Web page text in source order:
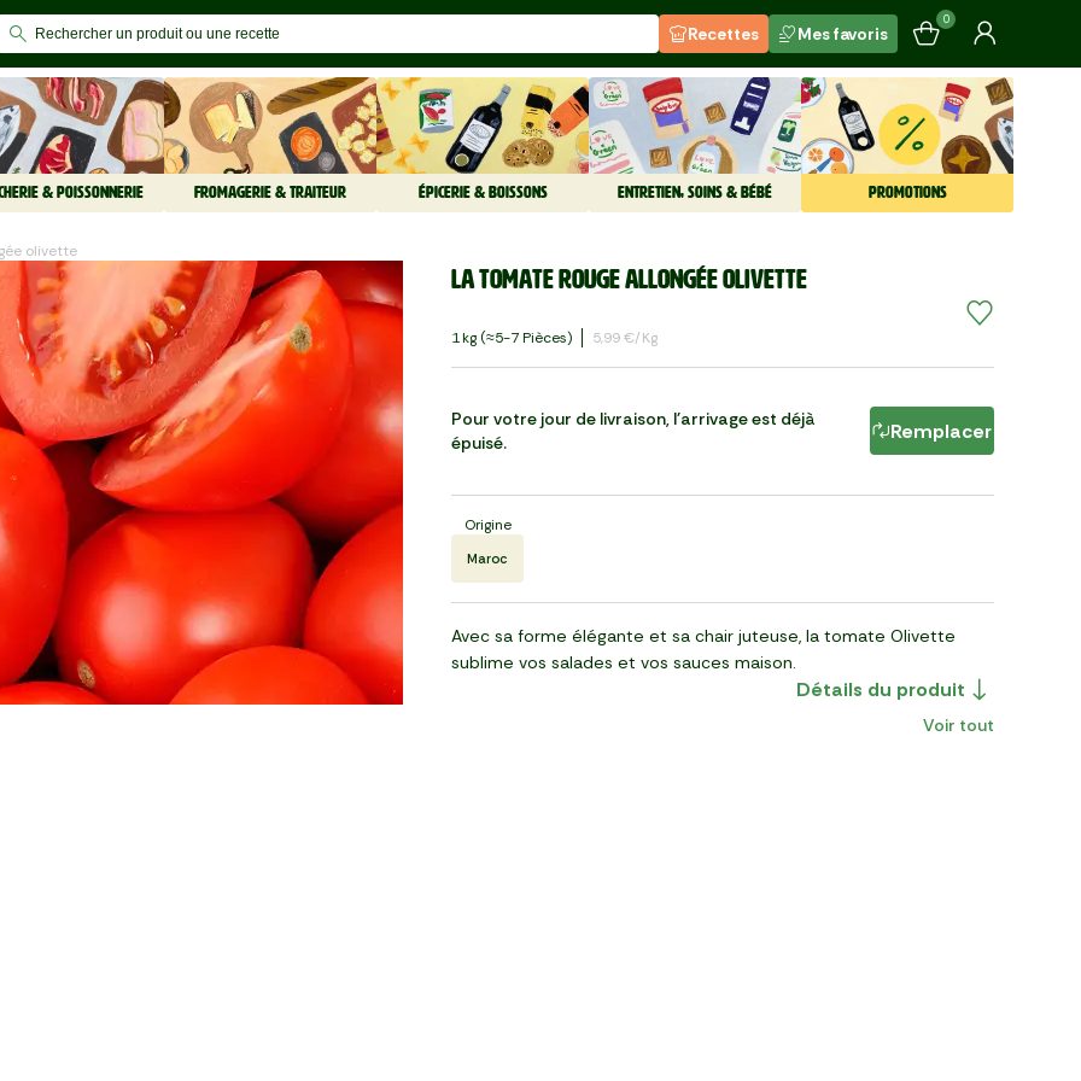
Recettes Mes favoris
0
& POISSONNERIE FROMAGERIE & TRAITEUR ÉPICERIE & BOISSONS ENTRETIEN, SOINS & BÉBÉ PROMOTIONS
olivette
La Tomate rouge allongée olivette
1 Kg (≈5-7 Pièces) 5,99 €/kg
Pour votre jour de livraison, l'arrivage est déjà
épuisé.
Remplacer
Origine
Maroc
Avec sa forme élégante et sa chair juteuse, la tomate Olivette
sublime vos salades et vos sauces maison.
Détails du produit
Voir tout